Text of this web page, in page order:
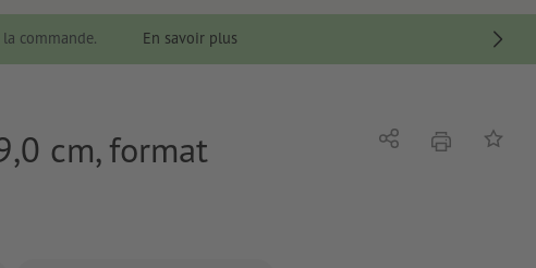
commande. En savoir plus
cm, format
Partagerimprimer